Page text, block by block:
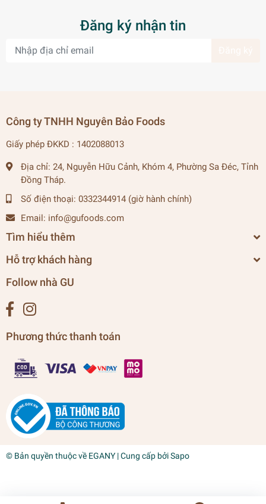
Đăng ký nhận tin
Công ty TNHH Nguyên Bảo Foods
Giấy phép ĐKKD : 1402088013
Địa chỉ: 24, Nguyễn Hữu Cảnh, Khóm 4, Phường Sa Đéc, Tỉnh
Đồng Tháp.
Số điện thoại: 0332344914 (giờ hành chính)
Email: info@gufoods.com
Tìm hiểu thêm
Hỗ trợ khách hàng
Follow nhà GU
Phương thức thanh toán
© Bản quyền thuộc về EGANY | Cung cấp bởiSapo